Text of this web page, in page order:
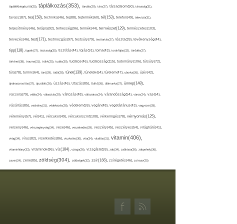
táplálékkiegészítő(25), táplálkozás(353), tárolás(29), társ(27), társadalom(50), társaság(31),
tavasz(87), tea(158), technika(46), tej(88), tejtermék(60), tél(153), telefon(49), televízió(31),
teljesítmény(46), terápia(92), terhesség(96), termék(44), természet(129), természetes(103),
tervezés(46), test(171), testmozgás(97), testsúly(79), testtartás(27), tészta(39), tevékenység(44),
tipp(118), tippek(27), tisztaság(35), tisztítás(44), tojás(91), torna(43), torokfájás(32), törődés(27),
történet(38), trauma(31), trükk(25), tudás(30), tudatos(46), tudatosság(115), tudomány(106), túlsúly(72),
túra(78), turmix(64), túró(29), tüdő(28), tünet(139), tünetek(64), türelem(47), uborka(26), újév(42),
újrahasznosítás(37), újszülött(26), úszás(46), Utazás(85), Üdítő(26), ülőmunka(27), ünnep(148),
vacsora(79), válás(24), választás(29), változás(48), változatos(24), várandósság(54), város(24), vas(64),
vásárlás(85), vashiány(31), védekezés(28), védelem(59), vegán(48), vegetáriánus(43), vegyszer(28),
vélemény(57), vér(41), vércukor(49), vércukorszint(108), vérkeringés(78), vérnyomás(125),
verseny(46), vérszegénység(34), vese(46), veszekedés(29), veszély(45), veszélyes(54), világháló(41),
virág(34), vírus(82), viselkedés(86), viszketés(30), vita(34), vitalitás(31), vitamin(406),
vitaminhiány(33), vitaminok(86), víz(184), vizsga(26), vizsgálat(59), zab(34), zabkása(36), zabpehely(36),
zavar(24), zene(85), zöldség(304), zöldségek(32), zsír(166), zsírégetés(46), zsírsav(25)